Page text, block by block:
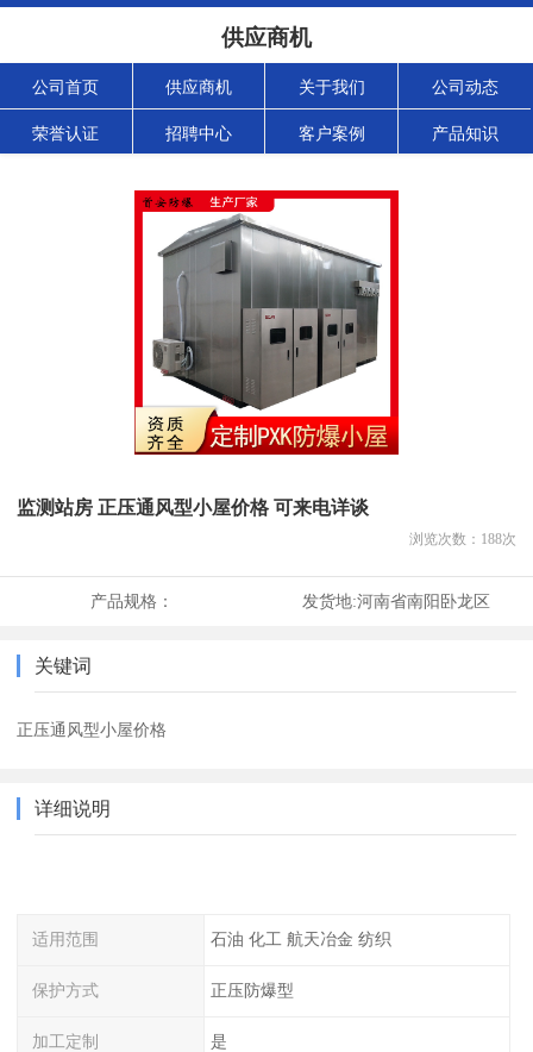
供应商机
公司首页 供应商机 关于我们 公司动态
荣誉认证 招聘中心 客户案例 产品知识
监测站房 正压通风型小屋价格 可来电详谈
浏览次数： 188次
产品规格： 发货地:河南省南阳卧龙区
关键词
正压通风型小屋价格
详细说明
适用范围 石油 化工 航天冶金 纺织
保护方式 正压防爆型
加工定制 是